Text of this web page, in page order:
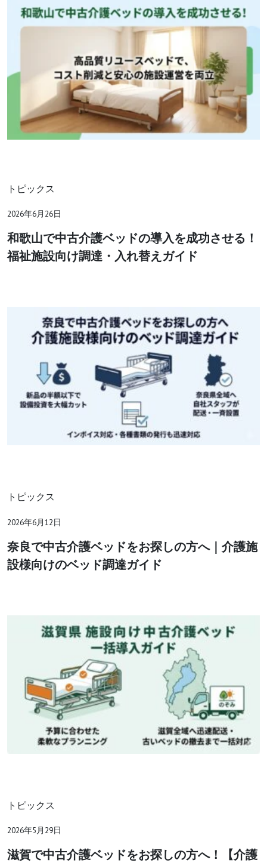
トピックス
2026年6月26日
和歌山で中古介護ベッドの導入を成功させる！
福祉施設向け調達・入れ替えガイド
トピックス
2026年6月12日
奈良で中古介護ベッドをお探しの方へ｜介護施
設様向けのベッド調達ガイド
トピックス
2026年5月29日
滋賀で中古介護ベッドをお探しの方へ！【介護